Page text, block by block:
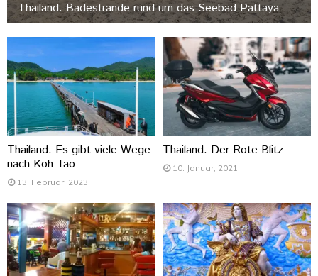
Thailand: Badestrände rund um das Seebad Pattaya
Thailand: Es gibt viele Wege
nach Koh Tao
13. Februar, 2023
Thailand: Der Rote Blitz
10. Januar, 2021